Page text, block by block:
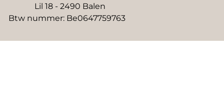
Lil 18 - 2490 Balen
Btw nummer: Be0647759763